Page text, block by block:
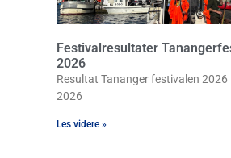
Festivalresultater
2026
Resultat Tananger festivalen 2026
2026
Les videre »